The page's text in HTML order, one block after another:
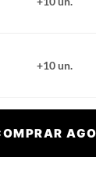
+10 un.